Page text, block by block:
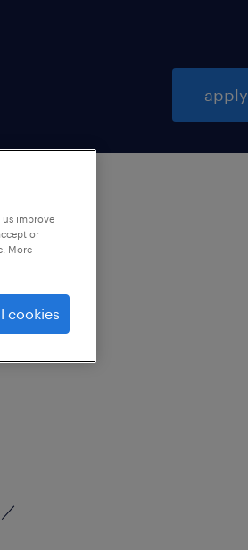
apply
improve
or
More
cookies